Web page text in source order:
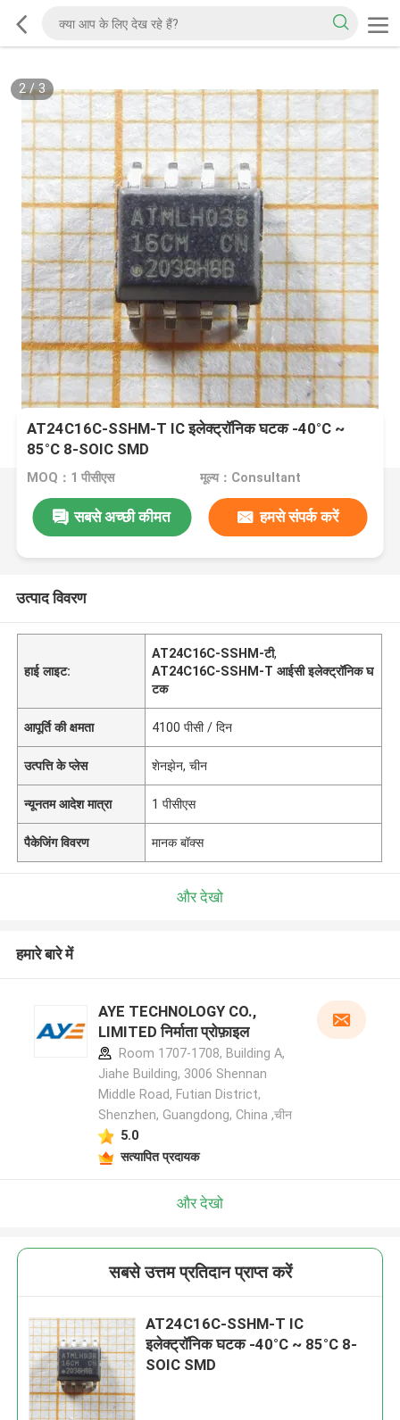
2/3
AT24C16C-SSHM-T IC इलेक्ट्रॉनिक घटक -40°C ~
85°C 8-SOIC SMD
MOQ：1 पीसीएस मूल्य：Consultant
सबसे अच्छी कीमत हमसे संपर्क करें
उत्पाद विवरण
हाई लाइट:
AT24C16C-SSHM-टी,
AT24C16C-SSHM-T आईसी इलेक्ट्रॉनिक घ
टक
आपूर्ति की क्षमता 4100 पीसी / दिन
उत्पत्ति के प्लेस शेनझेन, चीन
न्यूनतम आदेश मात्रा 1 पीसीएस
पैकेजिंग विवरण मानक बॉक्स
और देखो
हमारे बारे में
AYE TECHNOLOGY CO.,
LIMITED निर्माता प्रोफ़ाइल
Room 1707-1708, Building A,
Jiahe Building, 3006 Shennan
Middle Road, Futian District,
Shenzhen, Guangdong, China ,चीन
5.0
सत्यापित प्रदायक
और देखो
सबसे उत्तम प्रतिदान प्राप्त करें
AT24C16C-SSHM-T IC
इलेक्ट्रॉनिक घटक -40°C ~ 85°C 8-
SOIC SMD